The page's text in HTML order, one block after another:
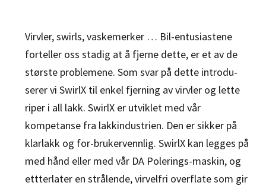
Virvler, swirls, vaskemerker … Bil-entusiastene
forteller oss stadig at å fjerne dette, er et av de
største problemene. Som svar på dette introdu-
serer vi SwirlX til enkel fjerning av virvler og lette
riper i all lakk. SwirlX er utviklet med vår
kompetanse fra lakkindustrien. Den er sikker på
klarlakk og for-brukervennlig. SwirlX kan legges på
med hånd eller med vår DA Polerings-maskin, og
ettterlater en strålende, virvelfri overflate som gir